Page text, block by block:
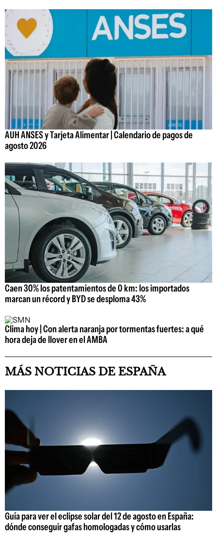
AUH ANSES y Tarjeta Alimentar | Calendario de pagos de
agosto 2026
Caen 30% los patentamientos de 0 km: los importados
marcan un récord y BYD se desploma 43%
Clima hoy | Con alerta naranja por tormentas fuertes: a qué
hora deja de llover en el AMBA
MÁS NOTICIAS DE ESPAÑA
Guía para ver el eclipse solar del 12 de agosto en España:
dónde conseguir gafas homologadas y cómo usarlas